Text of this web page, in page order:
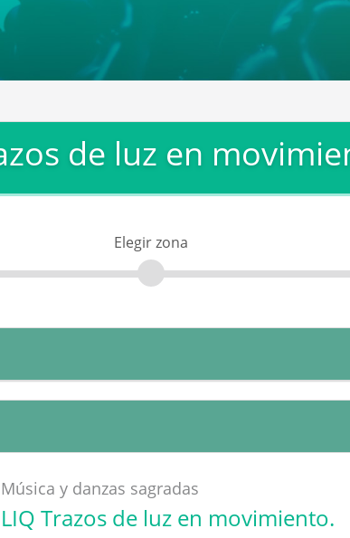
de luz en
Elegir zona
Música y danzas sagradas
LIQ Trazos de luz en movimiento.